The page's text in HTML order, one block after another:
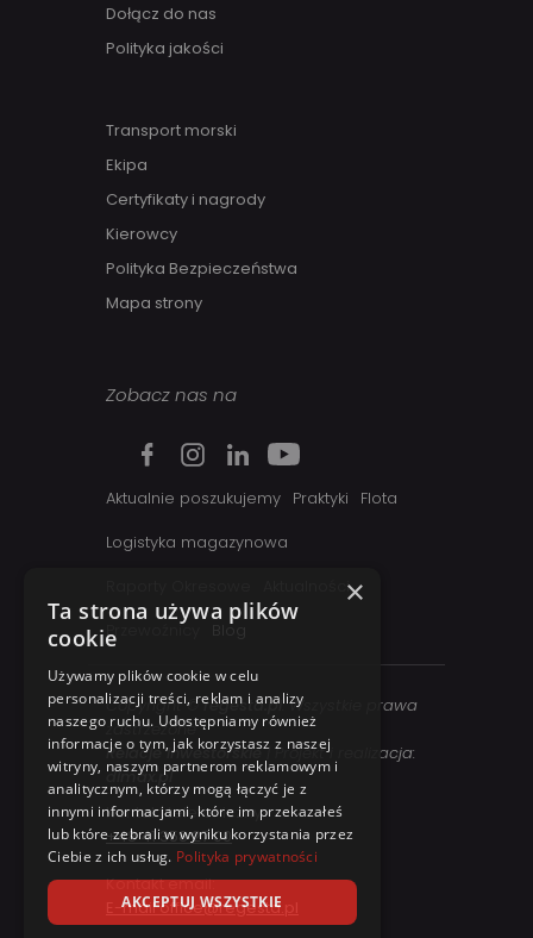
Dołącz do nas
Polityka jakości
Transport morski
Ekipa
Certyfikaty i nagrody
Kierowcy
Polityka Bezpieczeństwa
Mapa strony
Zobacz nas na
Aktualnie poszukujemy Praktyki
Flota
Logistyka magazynowa
Aktualności
Przewoźnicy
Blog
Copyright ©regesta.pl. Wszystkie prawa
zastrzezone
Relacje inwestorskie| Projekt i realizacja:
dimax.pl
Kontakt telefoniczny:
+48 41 358 27 00
Kontakt email:
E-mail office@regesta.pl
×
Ta strona używa plików
cookie
Używamy plików cookie w celu
personalizacji treści, reklam i analizy
naszego ruchu. Udostępniamy również
informacje o tym, jak korzystasz z naszej
witryny, naszym partnerom reklamowym i
analitycznym, którzy mogą łączyć je z
innymi informacjami, które im przekazałeś
lub które zebrali w wyniku korzystania przez
Ciebie z ich usług. Polityka prywatności
AKCEPTUJ WSZYSTKIE